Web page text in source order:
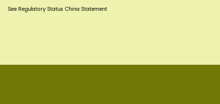
See Regulatory Status China Statement